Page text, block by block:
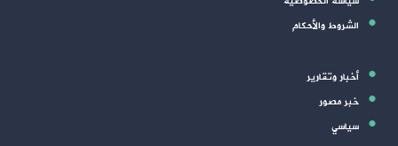
الشروط والأحكام
أخبار وتقارير
خبر مصور
سياسي